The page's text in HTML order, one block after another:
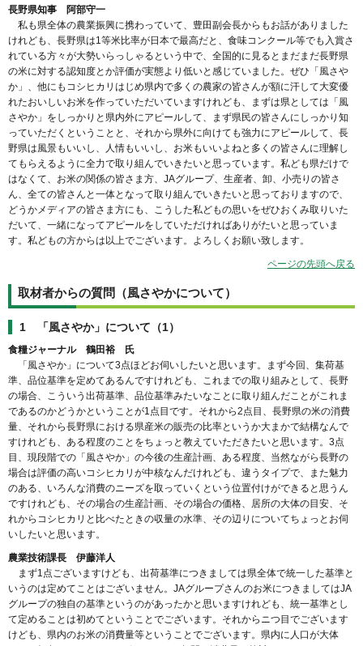
長野県知事 阿部守一
私も県全体の農業振興に携わっていて、豊田副会長からもお話がありました
けれども、長野県は1等米比率が日本で最高だと、食味コンクール等でも入賞さ
れている方々が大勢いらっしゃるという中で、全国的に見るとまだまだ長野県
の米に対する認知度とか評価が実態より低いと感じていました。ぜひ「風さや
か」、他にもコシヒカリはじめ県内で多くの農家の皆さんが額に汗して大変優
れたおいしいお米を作っていただいていますけれども、まずは県としては「風
さやか」をしっかりと県内外にアピールして、まず県民の皆さんにしっかり知
っていただくということと、それから県外に向けても強力にアピールして、長
野県は風景もいいし、人情もいいし、お米もいいよねと多くの皆さんに理解し
てもらえるように全力で取り組んでいきたいと思っています。私ども県だけで
はなくて、お米の関係の皆さま方、JAグループ、生産者、卸、小売りの皆さ
ん、全ての皆さんと一体となって取り組んでいきたいと思っておりますので、
どうかメディアの皆さま方にも、こうした私どもの思いをぜひおくみ取りいた
だいて、一緒になってアピールをしていただければありがたいと思っていま
す。私どもの方からは以上でございます。よろしくお願い致します。
ページの先頭へ戻る
取材者からの質問（風さやかについて）
1 「風さやか」について（1）
食糧ジャーナル 鶴田裕 氏
「風さやか」について3点ほどお伺いしたいと思います。まず今回、集荷基
準、品位基準を定めてあるんですけれども、これまでの取り組みとして、長野
の場合、こういう出荷基準、品位基準みたいなことに取り組んだことがこれま
であるのかどうかということが1点目です。それから2点目、長野県の米の消費
量、それから長野県における県産米の販売の比率というか大まかで結構なんで
すけれども、ある程度のことをちょっと教えていただきたいと思います。3点
目、現段階での「風さやか」の今後の生産計画、ある程度、当然ながら長野の
場合は評価の高いコシヒカリが中核なんだけれども、違うタイプで、また魅力
のある、いろんな消費のニーズを取っていくという位置付けができると思うん
ですけれども、その場合の生産計画、その場合の価格、居所の大体の目安、そ
れからコシヒカリと比べたときの収量の水準、その辺りについてちょっとお伺
いしたいと思います。
農業技術課長 伊藤洋人
まず1点ございますけども、出荷基準につきましては県全体で統一した基準と
いうのは定めてことはございません。JAグループさんのお米につきましてはJA
グループの独自の基準というのがあったかと思いますけれども、統一基準とし
て定めることは初めてということでございます。それからニつ目でございます
けども、県内のお米の消費量等ということでございます。県内に人口が大体